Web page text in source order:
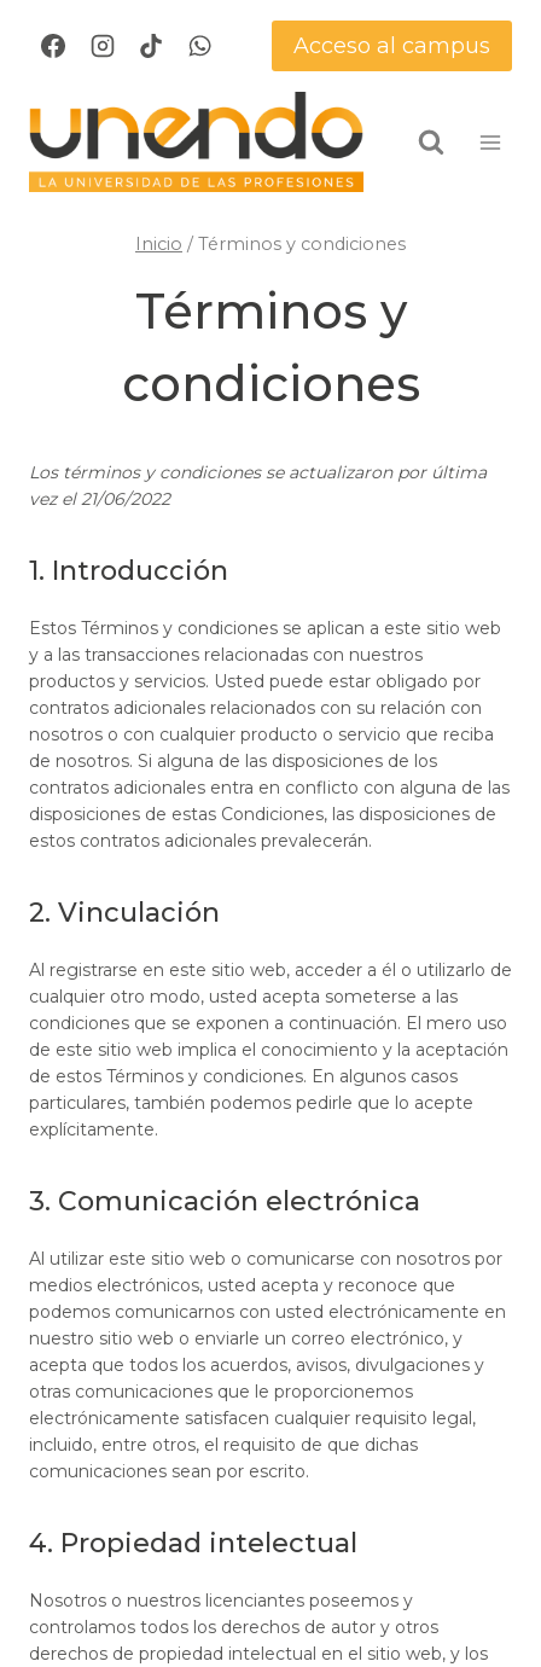
Acceso al campus
Inicio / Términos y condiciones
Términos y
condiciones
Los términos y condiciones se actualizaron por última
vez el 21/06/2022
1. Introducción
Estos Términos y condiciones se aplican a este sitio web
y a las transacciones relacionadas con nuestros
productos y servicios. Usted puede estar obligado por
contratos adicionales relacionados con su relación con
nosotros o con cualquier producto o servicio que reciba
de nosotros. Si alguna de las disposiciones de los
contratos adicionales entra en conflicto con alguna de las
disposiciones de estas Condiciones, las disposiciones de
estos contratos adicionales prevalecerán.
2. Vinculación
Al registrarse en este sitio web, acceder a él o utilizarlo de
cualquier otro modo, usted acepta someterse a las
condiciones que se exponen a continuación. El mero uso
de este sitio web implica el conocimiento y la aceptación
de estos Términos y condiciones. En algunos casos
particulares, también podemos pedirle que lo acepte
explícitamente.
3. Comunicación electrónica
Al utilizar este sitio web o comunicarse con nosotros por
medios electrónicos, usted acepta y reconoce que
podemos comunicarnos con usted electrónicamente en
nuestro sitio web o enviarle un correo electrónico, y
acepta que todos los acuerdos, avisos, divulgaciones y
otras comunicaciones que le proporcionemos
electrónicamente satisfacen cualquier requisito legal,
incluido, entre otros, el requisito de que dichas
comunicaciones sean por escrito.
4. Propiedad intelectual
Nosotros o nuestros licenciantes poseemos y
controlamos todos los derechos de autor y otros
derechos de propiedad intelectual en el sitio web, y los